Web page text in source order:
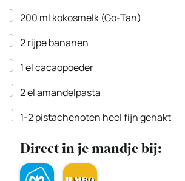
▢
200 ml kokosmelk (Go-Tan)
▢
2rijpe bananen
▢
1elcacaopoeder
▢
2elamandelpasta
▢
1-2pistachenoten heel fijn gehakt
Direct in je mandje bij: